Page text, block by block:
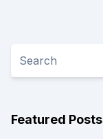
Featured Posts